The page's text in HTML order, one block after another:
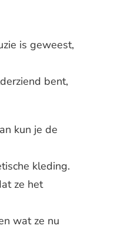
is geweest,
bent,
kun je de
kleding.
ze het
wat ze nu